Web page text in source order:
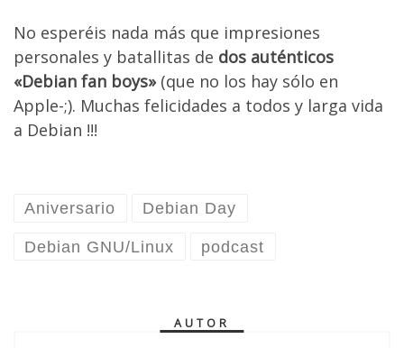
No esperéis nada más que impresiones
personales y batallitas de dos auténticos
«Debian fan boys»(que no los hay sólo en
Apple-;). Muchas felicidades a todos y larga vida
a Debian !!!
Aniversario Debian Day
Debian GNU/Linux podcast
AUTOR